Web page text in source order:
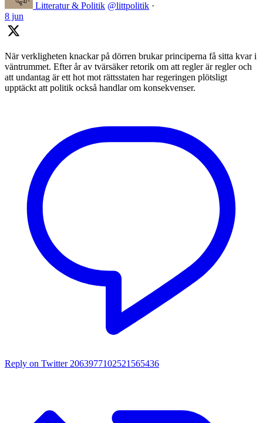
Litteratur & Politik @littpolitik ·
8 jun
När verkligheten knackar på dörren brukar principerna få sitta kvar i
väntrummet. Efter år av tvärsäker retorik om att regler är regler och
att undantag är ett hot mot rättsstaten har regeringen plötsligt
upptäckt att politik också handlar om konsekvenser.
Reply on Twitter 2063977102521565436